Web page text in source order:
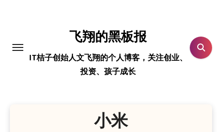
飞翔的黑板报
IT桔子创始人文飞翔的个人博客，关注创业、
投资、孩子成长
小米